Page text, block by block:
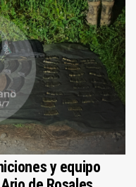
y equipo